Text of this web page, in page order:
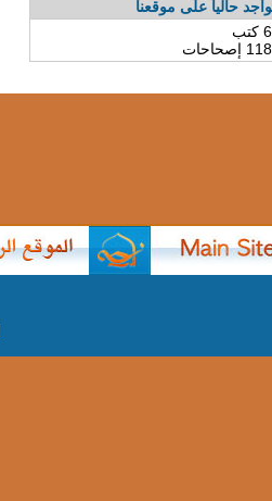
حاليا على موقعنا
إصحاحات